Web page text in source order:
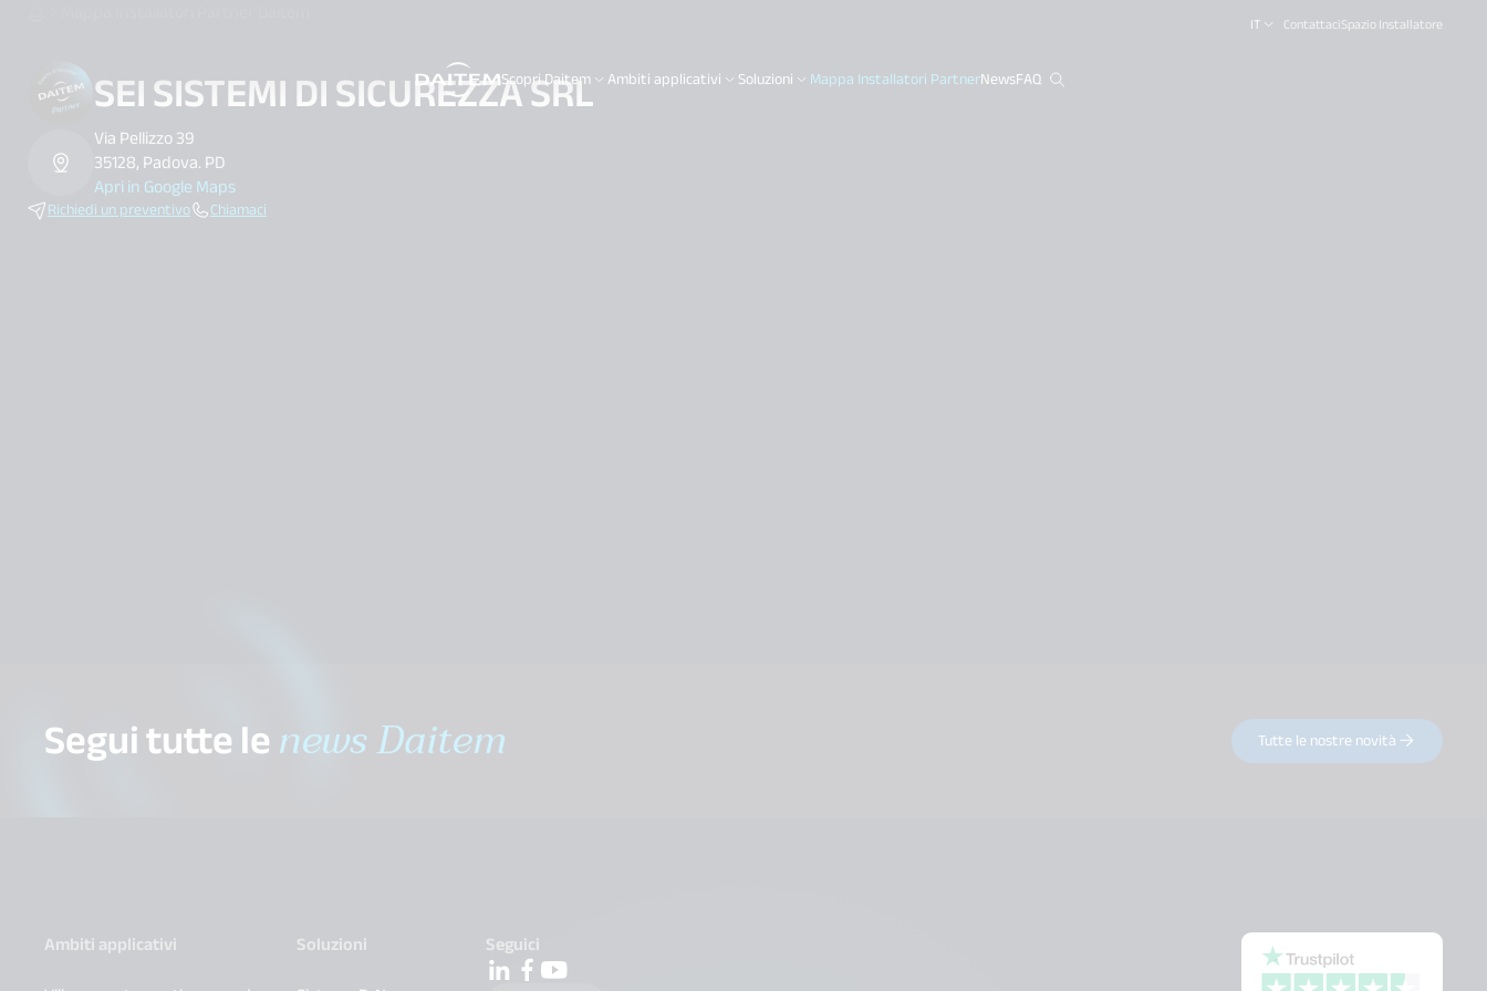
IT ContattaciSpazio Installatore
Scopri Daitem Ambiti applicativi Soluzioni Mappa Installatori PartnerNewsFAQ
search.label
SEI SISTEMI DI SICUREZZA SRL
Via Pellizzo 39
35128, Padova. PD
Apri in Google Maps
Richiedi un preventivo Chiamaci
Segui tutte lenews Daitem Tutte le nostre novità
Ambiti applicativi
Soluzioni
Seguici